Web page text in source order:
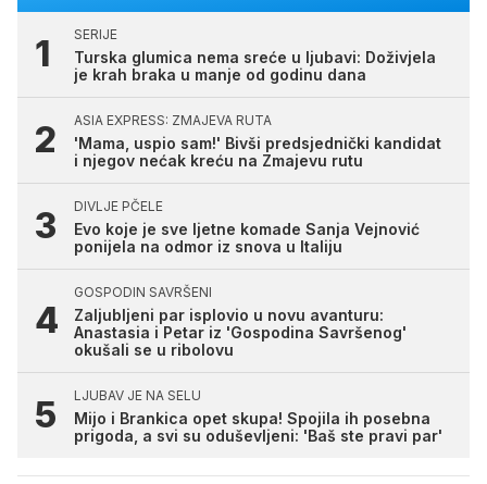
SERIJE
Turska glumica nema sreće u ljubavi: Doživjela
je krah braka u manje od godinu dana
ASIA EXPRESS: ZMAJEVA RUTA
'Mama, uspio sam!' Bivši predsjednički kandidat
i njegov nećak kreću na Zmajevu rutu
DIVLJE PČELE
Evo koje je sve ljetne komade Sanja Vejnović
ponijela na odmor iz snova u Italiju
GOSPODIN SAVRŠENI
Zaljubljeni par isplovio u novu avanturu:
Anastasia i Petar iz 'Gospodina Savršenog'
okušali se u ribolovu
LJUBAV JE NA SELU
Mijo i Brankica opet skupa! Spojila ih posebna
prigoda, a svi su oduševljeni: 'Baš ste pravi par'